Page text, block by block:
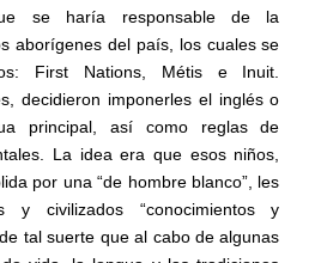
se haría responsable de la
aborígenes del país, los cuales se
First Nations, Métis e Inuit.
decidieron imponerles el inglés o
principal, así como reglas de
La idea era que esos niños,
por una “de hombre blanco”, les
y civilizados “conocimientos y
tal suerte que al cabo de algunas